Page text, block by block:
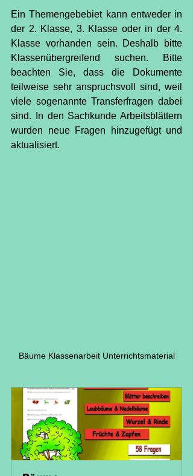
Ein Themengebebiet kann entweder in
der 2. Klasse, 3. Klasse oder in der 4.
Klasse vorhanden sein. Deshalb bitte
Klassenübergreifend suchen. Bitte
beachten Sie, dass die Dokumente
teilweise sehr anspruchsvoll sind, weil
viele sogenannte Transferfragen dabei
sind. In den Sachkunde Arbeitsblättern
wurden neue Fragen hinzugefügt und
aktualisiert.
Bäume Klassenarbeit Unterrichtsmaterial